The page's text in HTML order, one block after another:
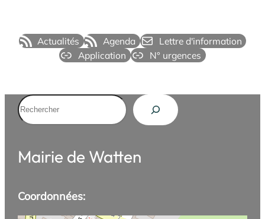
Actualités Agenda
Lettre d'information
Application
N° urgences
Rechercher
Mairie de Watten
Coordonnées: